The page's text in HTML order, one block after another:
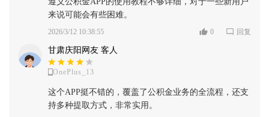
来说可能会有些困难。
2026/3/12 10:38:55 0 回复
甘肃庆阳网友 客人
OnePlus_13
这个APP挺不错的，覆盖了公积金业务的全流程，还支
持多种提取方式，非常实用。